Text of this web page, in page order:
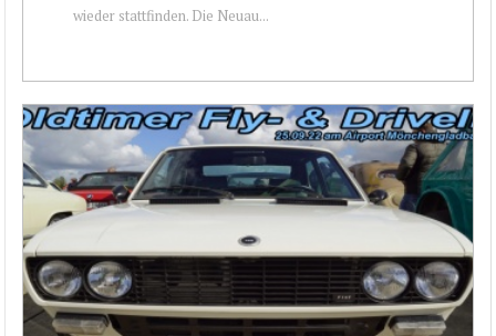
wieder stattfinden. Die Neuau...